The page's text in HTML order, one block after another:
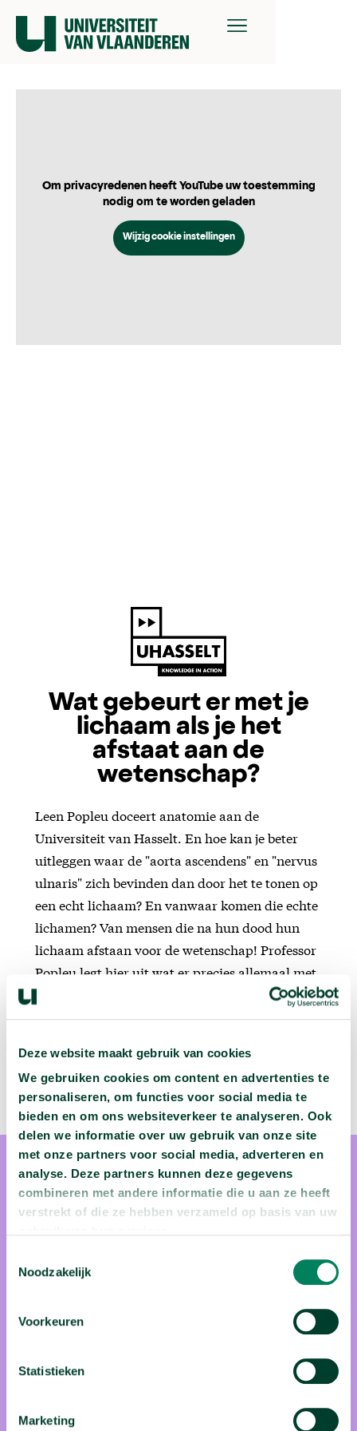
Deze website maakt gebruik van cookies
We gebruiken cookies om content en advertenties te
personaliseren, om functies voor social media te
bieden en om ons websiteverkeer te analyseren. Ook
delen we informatie over uw gebruik van onze site
met onze partners voor social media, adverteren en
analyse. Deze partners kunnen deze gegevens
combineren met andere informatie die u aan ze heeft
verstrekt of die ze hebben verzameld op basis van uw
Noodzakelijk
Voorkeuren
Statistieken
Marketing
Om privacyredenen heeft YouTube uw toestemming
nodig om te worden geladen
Wijzig cookie instellingen
Wat gebeurt er met je
lichaam als je het
afstaat aan de
wetenschap?
Leen Popleu doceert anatomie aan de
Universiteit van Hasselt. En hoe kan je beter
uitleggen waar de "aorta ascendens" en "nervus
ulnaris" zich bevinden dan door het te tonen op
een echt lichaam? En vanwaar komen die echte
lichamen? Van mensen die na hun dood hun
lichaam afstaan voor de wetenschap! Professor
Popleu legt hier uit wat er precies allemaal met
zo'n lichaam gebeurt.
toevalligheden vond zij uiteindelijk haar weg terug naar haar
eerste liefde: de anatomie. Professor Popleu kan helemaal zen
worden door urenlang in haar eentje lijken te prepareren en
analyseren in de snijzaal. En... van thee drinken, haar tweede
passie! In haar vrije tijd reist ze samen met haar schoonzus
door het Chinese binnenland, op zoek naar de beste